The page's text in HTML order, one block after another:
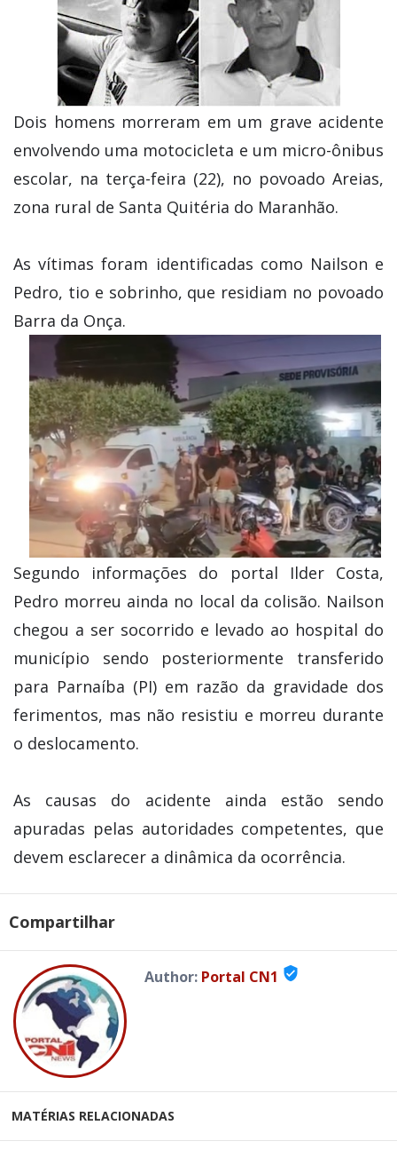
Dois homens morreram em um grave acidente
envolvendo uma motocicleta e um micro-ônibus
escolar, na terça-feira (22), no povoado Areias,
zona rural de Santa Quitéria do Maranhão.
As vítimas foram identificadas como Nailson e
Pedro, tio e sobrinho, que residiam no povoado
Barra da Onça.
Segundo informações do portal Ilder Costa,
Pedro morreu ainda no local da colisão. Nailson
chegou a ser socorrido e levado ao hospital do
município sendo posteriormente transferido
para Parnaíba (PI) em razão da gravidade dos
ferimentos, mas não resistiu e morreu durante
o deslocamento.
As causas do acidente ainda estão sendo
apuradas pelas autoridades competentes, que
devem esclarecer a dinâmica da ocorrência.
Compartilhar
Author: Portal CN1 verified_user
MATÉRIAS RELACIONADAS